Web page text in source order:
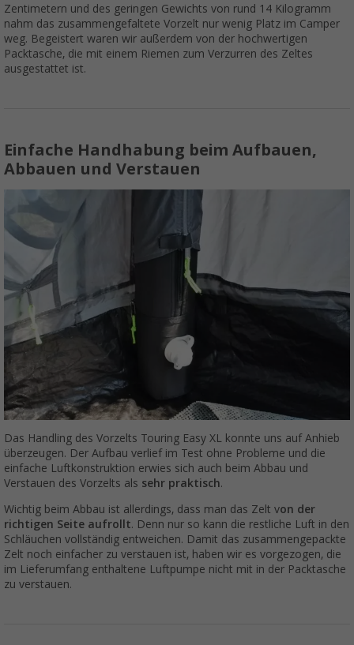
Zentimetern und des geringen Gewichts von rund 14 Kilogramm
nahm das zusammengefaltete Vorzelt nur wenig Platz im Camper
weg. Begeistert waren wir außerdem von der hochwertigen
Packtasche, die mit einem Riemen zum Verzurren des Zeltes
ausgestattet ist.
Einfache Handhabung beim Aufbauen,
Abbauen und Verstauen
Das Handling des Vorzelts Touring Easy XL konnte uns auf Anhieb
überzeugen. Der Aufbau verlief im Test ohne Probleme und die
einfache Luftkonstruktion erwies sich auch beim Abbau und
Verstauen des Vorzelts als sehr praktisch.
Wichtig beim Abbau ist allerdings, dass man das Zelt von der
richtigen Seite aufrollt. Denn nur so kann die restliche Luft in den
Schläuchen vollständig entweichen. Damit das zusammengepackte
Zelt noch einfacher zu verstauen ist, haben wir es vorgezogen, die
im Lieferumfang enthaltene Luftpumpe nicht mit in der Packtasche
zu verstauen.